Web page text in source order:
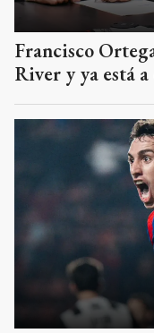
Francisco
River y ya está